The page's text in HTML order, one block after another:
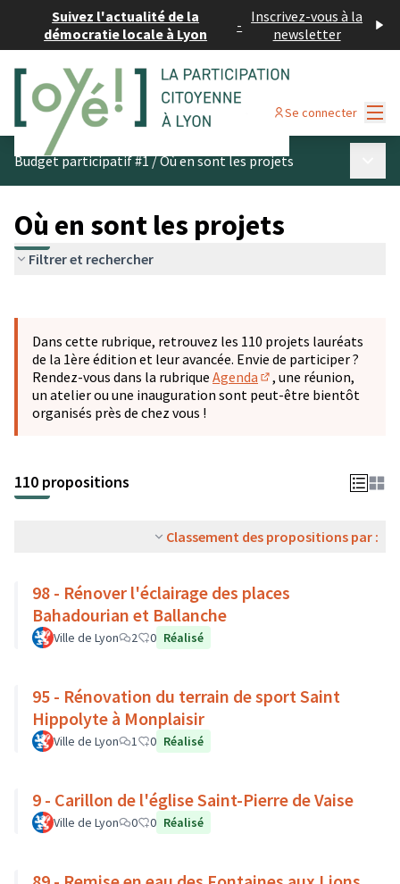
Suivez l'actualité de la
démocratie locale à Lyon
- Inscrivez-vous à la
newsletter
Se connecter
Budget participatif #1/Où en sont les projets
Où en sont les projets
Filtrer et rechercher
−
Dans cette rubrique, retrouvez les 110 projets lauréats
de la 1ère édition et leur avancée. Envie de participer ?
Rendez-vous dans la rubrique Agenda
(S'ouvre dans un
, une réunion,
un atelier ou une inauguration sont peut-être bientôt
organisés près de chez vous !
110 propositions
Classement des propositions par :
98 - Rénover l'éclairage des places
Bahadourian et Ballanche
Ville de Lyon 2 0 Réalisé
95 - Rénovation du terrain de sport Saint
Hippolyte à Monplaisir
Ville de Lyon 1 0 Réalisé
9 - Carillon de l'église Saint-Pierre de Vaise
Ville de Lyon 0 0 Réalisé